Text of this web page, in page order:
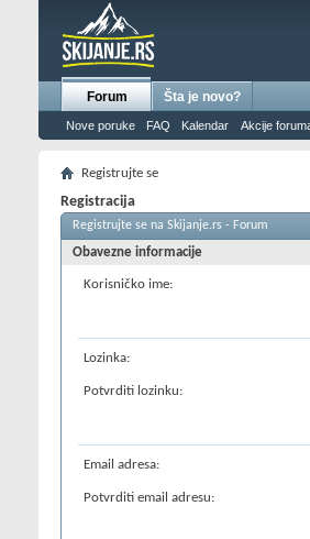
Forum
Nove poruke FAQ Kalendar Akcije
Šta je novo?
Registrujte se
Registracija
Registrujte se na Skijanje.rs - Forum
Obavezne informacije
Korisničko ime:
Lozinka:
Potvrditi lozinku:
Email adresa:
Potvrditi email adresu: